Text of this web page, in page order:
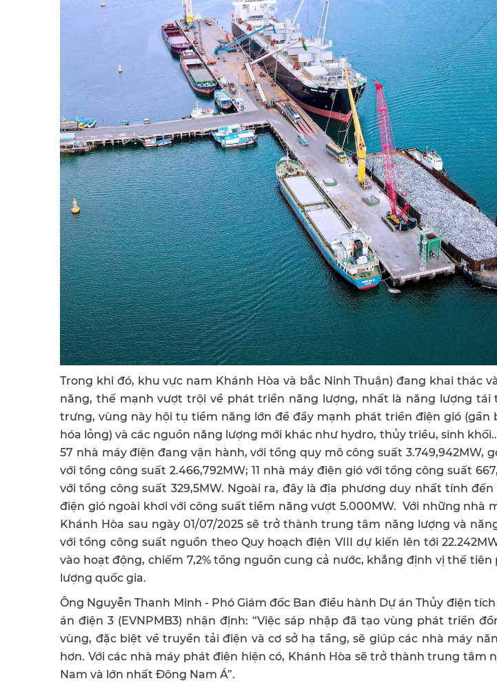
Trong khi đó, khu vực nam Khánh Hòa và bắc Ninh Thuận) đang khai thác
năng, thế mạnh vượt trội về phát triển năng lượng, nhất là năng lượng tái
trưng, vùng này hội tụ tiềm năng lớn để đẩy mạnh phát triển điện gió (gần
hóa lỏng) và các nguồn năng lượng mới khác như hydro, thủy triều, sinh
57 nhà máy điện đang vận hành, với tổng quy mô công suất 3.749,942MW,
với tổng công suất 2.466,792MW; 11 nhà máy điện gió với tổng công suất
với tổng công suất 329,5MW. Ngoài ra, đây là địa phương duy nhất tính
điện gió ngoài khơi với công suất tiềm năng vượt 5.000MW. Với những nhà
Khánh Hòa sau ngày 01/07/2025 sẽ trở thành trung tâm năng lượng và
với tổng công suất nguồn theo Quy hoạch điện VIII dự kiến lên tới
vào hoạt động, chiếm 7,2% tổng nguồn cung cả nước, khẳng định vị thế
lượng quốc gia.
Ông Nguyễn Thanh Minh - Phó Giám đốc Ban điều hành Dự án Thủy điện
án điện 3 (EVNPMB3) nhận định: “Việc sáp nhập đã tạo vùng phát triển
vùng, đặc biệt về truyền tải điện và cơ sở hạ tầng, sẽ giúp các nhà máy
hơn. Với các nhà máy phát điện hiện có, Khánh Hòa sẽ trở thành trung tâm
Nam và lớn nhất Đông Nam Á”.